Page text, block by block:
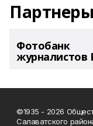
Партнеры
Фотобанк
журналистов
©1935 - 2026
Салаватского